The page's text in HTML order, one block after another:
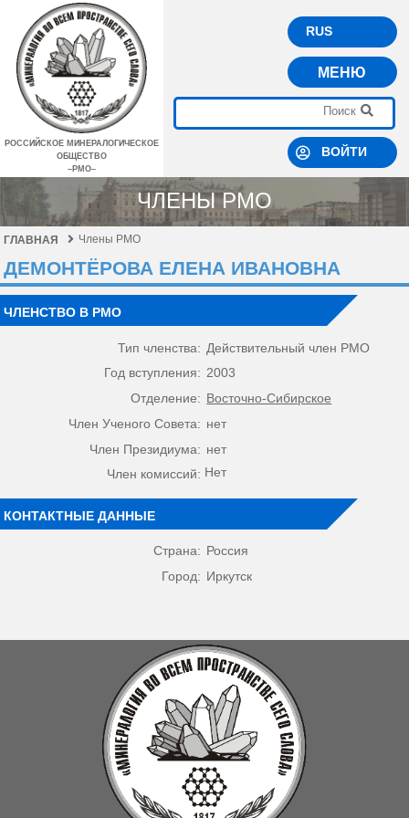
РОССИЙСКОЕ МИНЕРАЛОГИЧЕСКОЕ
ОБЩЕСТВО
–РМО–
RUS
МЕНЮ
ВОЙТИ
ЧЛЕНЫ РМО
ГЛАВНАЯ Члены РМО
ДЕМОНТЁРОВА ЕЛЕНА ИВАНОВНА
ЧЛЕНСТВО В РМО
Тип членства: Действительный член РМО
Год вступления: 2003
Отделение: Восточно-Сибирское
Член Ученого Совета: нет
Член Президиума: нет
Член комиссий: Нет
КОНТАКТНЫЕ ДАННЫЕ
Страна: Россия
Город: Иркутск